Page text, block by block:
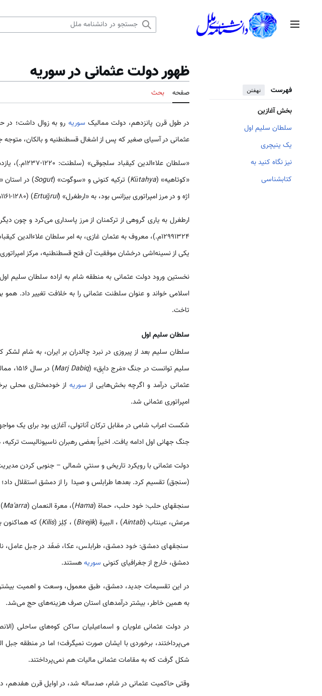
منوی اصلی
فهرست نهفتن
بخش آغازین
سلطان سلیم اول
یک ینی­چری
نیز نگاه کنید به
کتابشناسی
ظهور دولت عثمانی در سوریه
صفحه بحث
در طول قرن پانزدهم، دولت ممالیک سوریه رو به زوال داشت؛
عثمانی در آسیای صغیر که پس از اشغال قسطنطنیه و بالکان،
«سلطان علاءالدین کیقباد سلجوقی» (سلطنت: 1220-1237م.)، یازدهمین سلطان از سلاجقه روم، امارت مناطق «دومانیچ» (
«کوتاهیه» (Kütahya) ترکیه کنونی و «سوگوت» (Sogut) در استان
اژه و در مرز امپراتوری بیزانس بود، به «ارطغرل» (Ertuğrul) (1161-1280م.) سپرد.
ارطغرل به یاری گروهی از ترکمنان از مرز پاسداری می‌کرد و چون
12991324م.)، معروف به عثمان غازی، به امر سلطان
یکی از نسینه‌اشی درخشان موفقیت آن فتح قسطنطنیه، مرکز امپراتوری
اسلامی خواند و عنوان سلطنت عثمانی را به خلافت تغییر داد. همو
تاخت.
سلطان سلیم اول
سلطان سلیم بعد از پیروزی در نبرد چالدران بر ایران، به شام لشکر
سلیم توانست در جنگ «مَرج دابِق» (Marj Dabiq
) در
عثمانی درآمد و اگرچه بخش‌هایی از سوریه
امپراتوری عثمانی شد.
شکست اعراب شامی در مقابل ترکان آناتولی، آغازی بود برای یک
جنگ جهانی اول ادامه یافت. اخیراً بعضی رهبران ناسیونالیست ترکیه،
دولت عثمانی با رویکرد تاریخی و سنتیِ شمالی – جنوبی کردن
(سنجق) تقسیم کرد. بعدها طرابلس و صیدا را از دمشق استقلال داد؛
سنجق­های حلب: خود حلب، حماة (Hama)، معرة النعمان (Ma'arra
مرعش، عينتاب (Aintab) ، البيرة (Birejik) ، كِلِز (Kilis) که هم­اکنون
سنجق­های دمشق: خود دمشق، طرابلس، عكا، صَفَد در جبل عامل،
دمشق، خارج از جغرافیای کنونی سوریههستند.
در این تقسیمات جدید، دمشق، طبق معمول، وسعت و اهمیت
به همین خاطر، بیشتر درآمدهای استان صرف هزینه‌های حج می‌شد.
در دولت عثمانی علویان و اسماعیلیان ساکن کوه‌های ساحلی
می‌پرداختند، برخوردی با ایشان صورت نمی­گرفت؛ اما در منطقه
شکل گرفت که به مقامات عثمانی مالیات هم نمی‌پرداختند.
وقتی حاکمیت عثمانی در شام، صدساله شد، در اوایل قرن هفدهم،